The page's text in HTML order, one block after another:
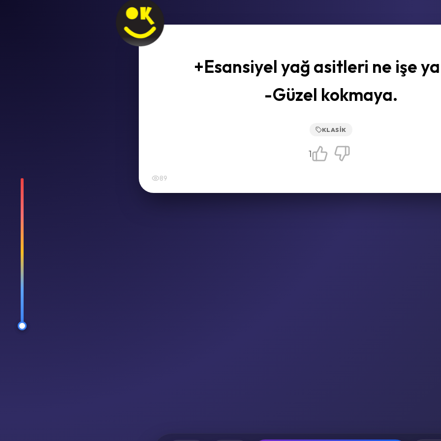
+Esansiyel yağ asitleri ne işe
-Güzel kokmaya.
KLASIK
89
1